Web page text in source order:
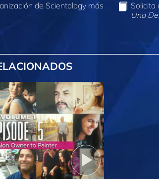
de Scientology más
Solicita
Una